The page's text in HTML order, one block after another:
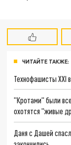
ЧИТАЙТЕ ТАКЖЕ:
Технофашисты XXI
"Кротами" были
охотятся "живые
Даня с Дашей